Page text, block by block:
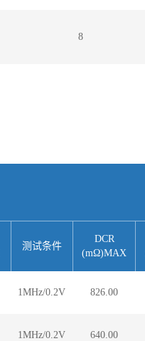
8
测试条件
DCR
(mΩ)MAX
1MHz/0.2V 826.00
1MHz/0.2V 640.00